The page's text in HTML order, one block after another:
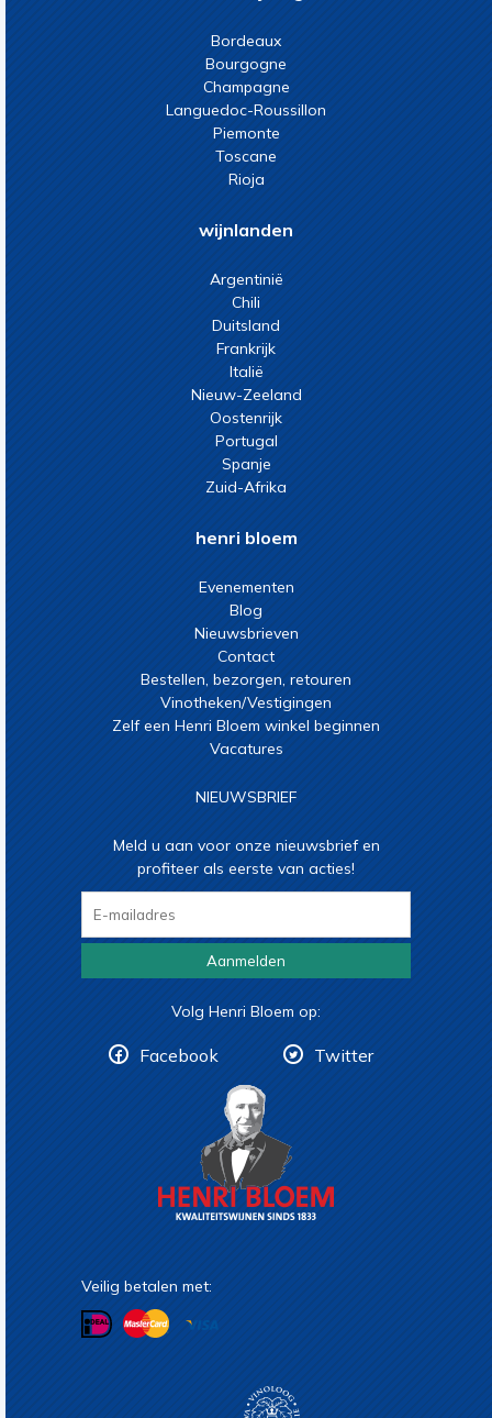
Bordeaux
Bourgogne
Champagne
Languedoc-Roussillon
Piemonte
Toscane
Rioja
wijnlanden
Argentinië
Chili
Duitsland
Frankrijk
Italië
Nieuw-Zeeland
Oostenrijk
Portugal
Spanje
Zuid-Afrika
henri bloem
Evenementen
Blog
Nieuwsbrieven
Contact
Bestellen, bezorgen, retouren
Vinotheken/Vestigingen
Zelf een Henri Bloem winkel beginnen
Vacatures
NIEUWSBRIEF
Meld u aan voor onze nieuwsbrief en
profiteer als eerste van acties!
Aanmelden
Volg Henri Bloem op:
Facebook Twitter
Veilig betalen met: